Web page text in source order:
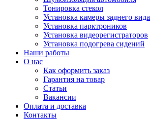
Тонировка стекол
Установка камеры заднего вида
Установка парктроников
Установка видеорегистраторов
Установка подогрева сидений
Наши работы
О нас
Как оформить заказ
Гарантия на товар
Статьи
Вакансии
Оплата и доставка
Контакты